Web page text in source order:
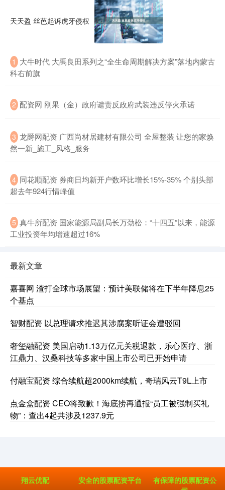
天天盈 丝芭起诉虎牙侵权
1 大牛时代 大禹良田系列之“全生命周期解决方案”落地内蒙古
科右前旗
2 配资网 刚果（金）政府谴责反政府武装违反停火承诺
3 龙爵网配资 广西尚材居建材有限公司 全屋整装 让您的家焕
然一新_施工_风格_服务
4 同花顺配资 券商日均新开户数环比增长15%-35% 个别头部
超去年924行情峰值
5 真牛所配资 国家能源局副局长万劲松：“十四五”以来，能源
工业投资年均增速超过16%
最新文章
嘉喜网 渣打全球市场展望：预计美联储将在下半年降息25
个基点
智财配资 以总理请求推迟其涉腐案听证会遭驳回
奢玺融配资 美国启动1.13万亿元关税退款，乐心医疗、浙
江鼎力、汉桑科技等多家中国上市公司已开始申请
付融宝配资 综合续航超2000km续航，奇瑞风云T9L上市
点金盒配资 CEO将致歉！海底捞再通报“员工被强制买礼
物”：查出4起共涉及1237.9元
翔云优配 安全的股票配资平台
有保障的股票配资公